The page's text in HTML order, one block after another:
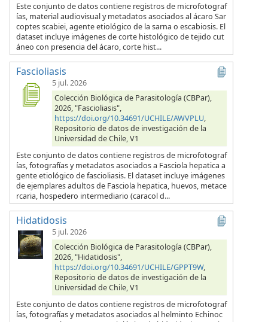
Este conjunto de datos contiene registros de microfotograf
ías, material audiovisual y metadatos asociados al ácaro Sar
coptes scabiei, agente etiológico de la sarna o escabiosis. El
dataset incluye imágenes de corte histológico de tejido cut
áneo con presencia del ácaro, corte hist...
Fascioliasis
5 jul. 2026
Colección Biológica de Parasitología (CBPar),
2026, "Fascioliasis",
https://doi.org/10.34691/UCHILE/AWVPLU,
Repositorio de datos de investigación de la
Universidad de Chile, V1
Este conjunto de datos contiene registros de microfotograf
ías, fotografías y metadatos asociados a Fasciola hepatica a
gente etiológico de fascioliasis. El dataset incluye imágenes
de ejemplares adultos de Fasciola hepatica, huevos, metace
rcaria, hospedero intermediario (caracol d...
Hidatidosis
5 jul. 2026
Colección Biológica de Parasitología (CBPar),
2026, "Hidatidosis",
https://doi.org/10.34691/UCHILE/GPPT9W,
Repositorio de datos de investigación de la
Universidad de Chile, V1
Este conjunto de datos contiene registros de microfotograf
ías, fotografías y metadatos asociados al helminto Echinoc